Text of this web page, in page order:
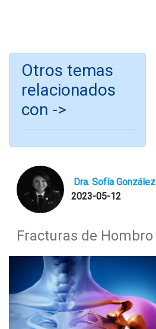
Otros temas
relacionados
con ->
Dra. Sofía González
2023-05-12
Fracturas de Hombro